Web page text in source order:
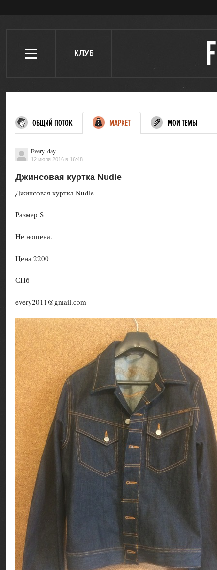
КЛУБ
ОБЩИЙ ПОТОК МАРКЕТ МОИ ТЕМЫ
Every_day
12 июля 2016 в 16:48
Джинсовая куртка Nudie
Джинсовая куртка Nudie.
Размер S
Не ношена.
Цена 2200
СПб
every2011@gmail.com